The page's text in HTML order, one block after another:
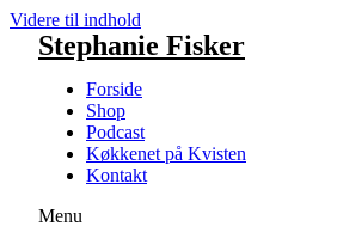
Videre til indhold
Stephanie Fisker
Forside
Shop
Podcast
Køkkenet på Kvisten
Kontakt
Menu